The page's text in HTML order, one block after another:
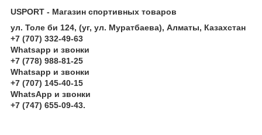
USPORT - Магазин спортивных товаров
ул. Толе би 124, (уг, ул. Муратбаева), Алматы, Казахстан
+7 (707) 332-49-63
Whatsapp и звонки
+7 (778) 988-81-25
Whatsapp и звонки
+7 (707) 145-40-15
WhatsApp и звонки
+7 (747) 655-09-43.